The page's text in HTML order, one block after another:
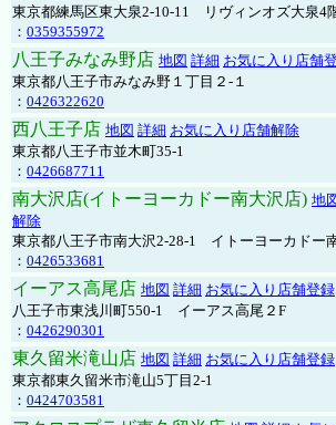
東京都練馬区東大泉2-10-11 リヴィンオズ大泉4
： 0359355972
八王子みなみ野店 地図 詳細 お気に入り店舗
東京都八王子市みなみ野１丁目２-１
： 0426322620
西八王子店 地図 詳細 お気に入り店舗解除
東京都八王子市並木町35-1
： 0426687711
南大沢店(イトーヨーカドー南大沢店) 地
解除
東京都八王子市南大沢2-28-1 イトーヨーカドー
： 0426533681
イーアス高尾店 地図 詳細 お気に入り店舗登録
八王子市東浅川町550-1 イーアス高尾２F
： 0426290301
東久留米滝山店 地図 詳細 お気に入り店舗登録
東京都東久留米市滝山5丁目2-1
： 0424703581